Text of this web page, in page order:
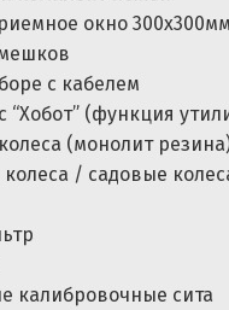
окно 300х300мм
с кабелем
(функция
(монолит
/ садовые
калибровочные сита